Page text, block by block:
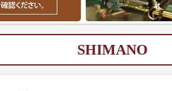
SHIMANO